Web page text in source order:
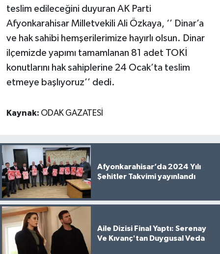
teslim edileceğini duyuran AK Parti
Afyonkarahisar Milletvekili Ali Özkaya, ‘’ Dinar’a
ve hak sahibi hemşerilerimize hayırlı olsun. Dinar
ilçemizde yapımı tamamlanan 81 adet TOKİ
konutlarını hak sahiplerine 24 Ocak’ta teslim
etmeye başlıyoruz’’ dedi.
Kaynak: ODAK GAZATESİ
Afyonkarahisar’da 2024 Yılı
Şehitler Takvimi yayınlandı
Aile Dizisi Final Yaptı: Serenay
Ve Kıvanç'tan Duygusal Veda